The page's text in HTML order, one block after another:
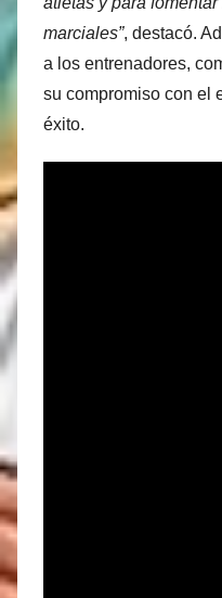
marciales”, destacó.
a los entrenadores,
su compromiso con el
éxito.